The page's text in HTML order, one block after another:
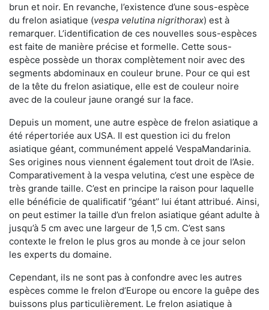
brun et noir. En revanche, l’existence d’une sous-espèce
du frelon asiatique (vespa velutina nigrithorax) est à
remarquer. L’identification de ces nouvelles sous-espèces
est faite de manière précise et formelle. Cette sous-
espèce possède un thorax complètement noir avec des
segments abdominaux en couleur brune. Pour ce qui est
de la tête du frelon asiatique, elle est de couleur noire
avec de la couleur jaune orangé sur la face.
Depuis un moment, une autre espèce de frelon asiatique a
été répertoriée aux USA. Il est question ici du frelon
asiatique géant, communément appelé VespaMandarinia.
Ses origines nous viennent également tout droit de l’Asie.
Comparativement à la vespa velutina, c’est une espèce de
très grande taille. C’est en principe la raison pour laquelle
elle bénéficie de qualificatif ‘’géant’’ lui étant attribué. Ainsi,
on peut estimer la taille d’un frelon asiatique géant adulte à
jusqu’à 5 cm avec une largeur de 1,5 cm. C’est sans
contexte le frelon le plus gros au monde à ce jour selon
les experts du domaine.
Cependant, ils ne sont pas à confondre avec les autres
espèces comme le frelon d’Europe ou encore la guêpe des
buissons plus particulièrement. Le frelon asiatique à